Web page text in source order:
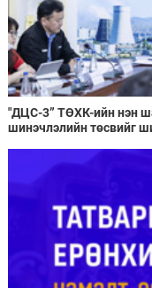
"ДЦС-3” ТӨХК-ийн нэн
шинэчлэлийн төсвийг